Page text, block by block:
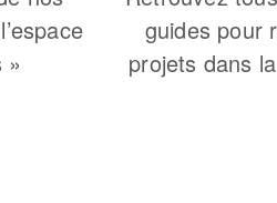
»
guides pour
projets dans